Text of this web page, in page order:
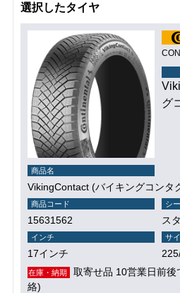
選択したタイヤ
グ
商品名
VikingContact (バイキングコンタ
商品コード
15631562
シ
ス
インチ
17インチ
サ
在庫・納期
取寄せ品 10営業日前
絡)